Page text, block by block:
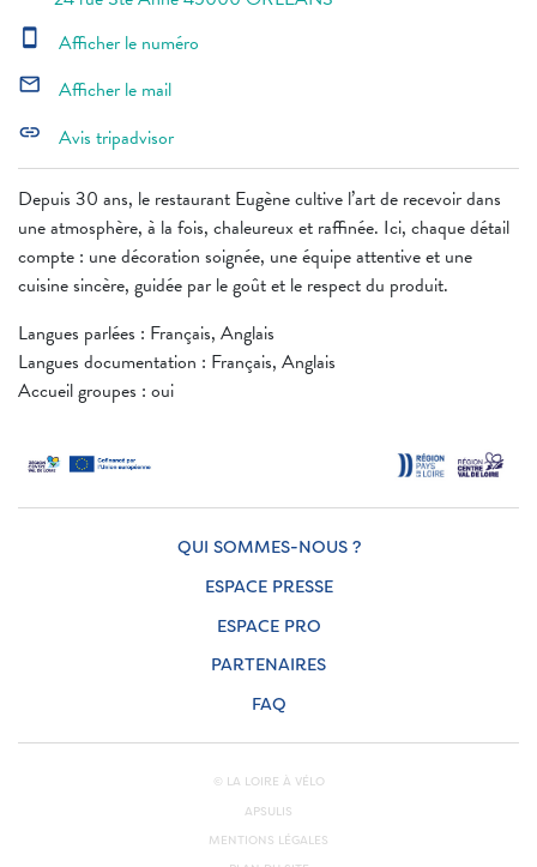
Depuis 30 ans, le restaurant Eugène cultive l’art de recevoir dans
une atmosphère, à la fois, chaleureux et raffinée. Ici, chaque détail
compte : une décoration soignée, une équipe attentive et une
cuisine sincère, guidée par le goût et le respect du produit.
Langues parlées : Français, Anglais
Langues documentation : Français, Anglais
Accueil groupes : oui
smartphone Afficher le numéro
mail_outline Afficher le mail
link Avis tripadvisor
QUI SOMMES-NOUS ?
ESPACE PRESSE
ESPACE PRO
PARTENAIRES
FAQ
© LA LOIRE À VÉLO
APSULIS
MENTIONS LÉGALES